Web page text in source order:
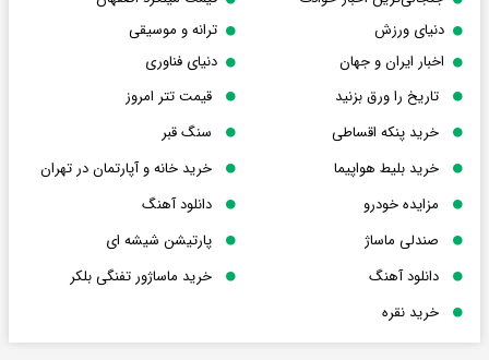
دنیای ورزش
ترانه و موسیقی
اخبار ایران و جهان
دنیای فناوری
تاریخ را ورق بزنید
قیمت تتر امروز
خرید پنکه اقساطی
سنگ قبر
خرید بلیط هواپیما
خرید خانه و آپارتمان در تهران
مزایده خودرو
دانلود آهنگ
صندلی ماساژ
پارتیشن شیشه ای
دانلود آهنگ
خرید ماساژور تفنگی بلکر
خرید نقره